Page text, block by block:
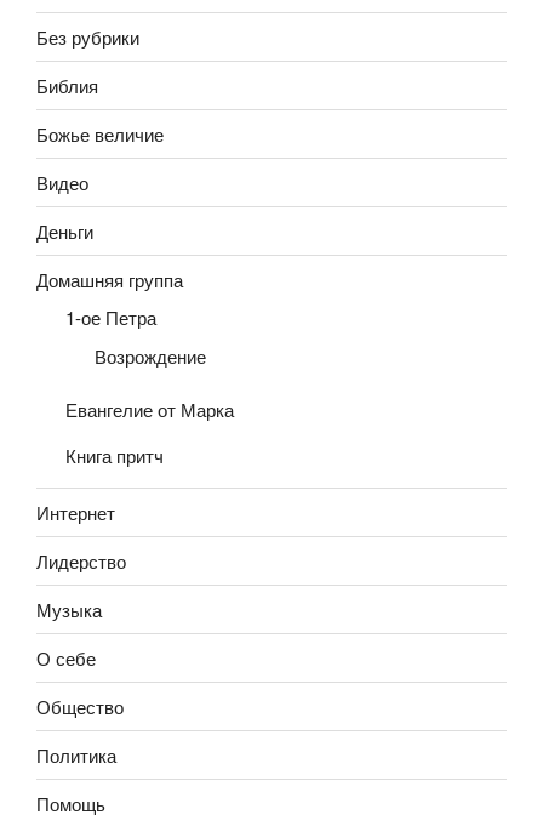
Без рубрики
Библия
Божье величие
Видео
Деньги
Домашняя группа
1-ое Петра
Возрождение
Евангелие от Марка
Книга притч
Интернет
Лидерство
Музыка
О себе
Общество
Политика
Помощь